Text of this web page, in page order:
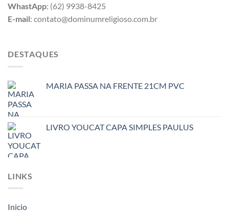
WhastApp: (62) 9938-8425
E-mail: contato@dominumreligioso.com.br
DESTAQUES
MARIA PASSA NA FRENTE 21CM PVC
LIVRO YOUCAT CAPA SIMPLES PAULUS
LINKS
Inicio